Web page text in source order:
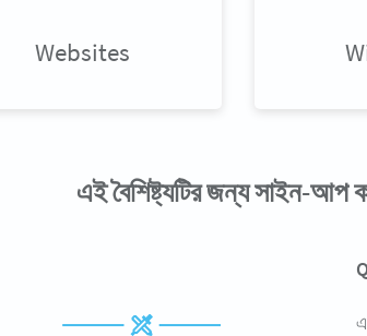
Websites
এই বৈশিষ্ট্যটির জন্য সাইন-আপ